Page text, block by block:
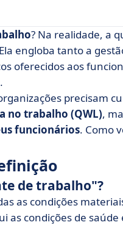
de trabalho agradável
encontrar seu local
trabalho
o ambiente de
incentivar o
? Na realidade, a
engloba tanto a
oferecidos aos
precisam
no trabalho (QWL),
funcionários. Como
de trabalho"?
as condições
condições de